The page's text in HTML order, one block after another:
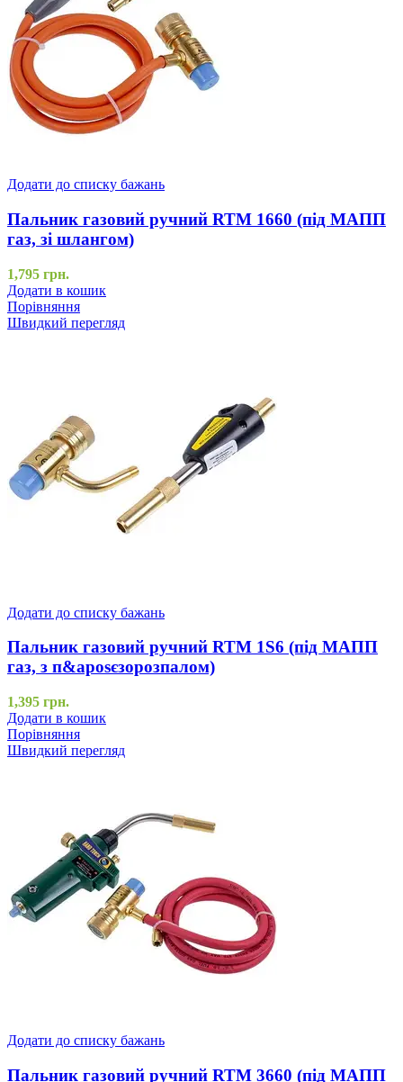
Додати до списку бажань
Пальник газовий ручний RTM 1660 (під МАПП
газ, зі шлангом)
1,795 грн.
Додати в кошик
Порівняння
Швидкий перегляд
Додати до списку бажань
Пальник газовий ручний RTM 1S6 (під МАПП
газ, з п&aposєзорозпалом)
1,395 грн.
Додати в кошик
Порівняння
Швидкий перегляд
Додати до списку бажань
Пальник газовий ручний RTM 3660 (під МАПП